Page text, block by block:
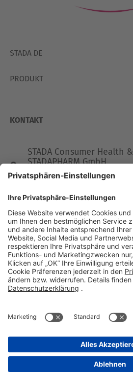
STADA DE
Lexikon
PRODUKT
KONTAKT
STADA Consumer Health &
STADAPHARM GmbH
Stadastraße 2-18
61118 Bad Vilbel
Telefon 06101 603-0
Fax 06101 603-259
info@stada.de
Kontakt
Compliance Reporting Portal ⧉
FOLGEN SIE UNS